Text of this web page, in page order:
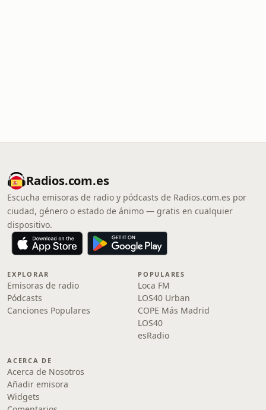
Radios.com.es
Escucha emisoras de radio y pódcasts de Radios.com.es por
ciudad, género o estado de ánimo — gratis en cualquier
dispositivo.
EXPLORAR
Emisoras de radio
Pódcasts
Canciones Populares
POPULARES
Loca FM
LOS40 Urban
COPE Más Madrid
LOS40
esRadio
ACERCA DE
Acerca de Nosotros
Añadir emisora
Widgets